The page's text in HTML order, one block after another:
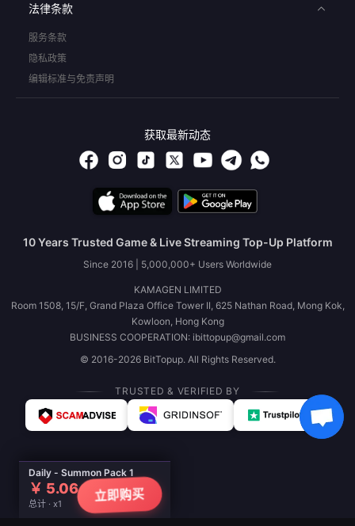
Daily - Summon Pack 1
￥ 5.06
总计 · x1
立即购买
法律条款
服务条款
隐私政策
编辑标准与免责声明
获取最新动态
10 Years Trusted Game & Live Streaming Top-Up Platform
Since 2016 | 5,000,000+ Users Worldwide
KAMAGEN LIMITED
Room 1508, 15/F, Grand Plaza Office Tower II, 625 Nathan Road, Mong Kok,
Kowloon, Hong Kong
BUSINESS COOPERATION: ibittopup@gmail.com
© 2016-2026 BitTopup. All Rights Reserved.
TRUSTED & VERIFIED BY